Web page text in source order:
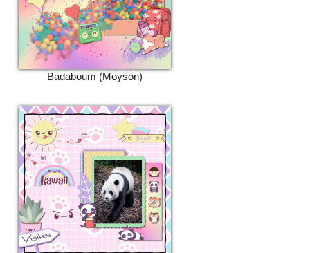
Badaboum (Moyson)